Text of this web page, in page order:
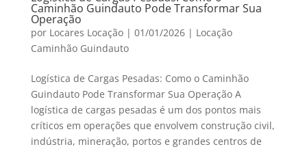
Caminhão Guindauto Pode Transformar Sua
Operação
por Locares Locação| 01/01/2026| Locação
Caminhão Guindauto
Logística de Cargas Pesadas: Como o Caminhão
Guindauto Pode Transformar Sua Operação A
logística de cargas pesadas é um dos pontos mais
críticos em operações que envolvem construção civil,
indústria, mineração, portos e grandes centros de